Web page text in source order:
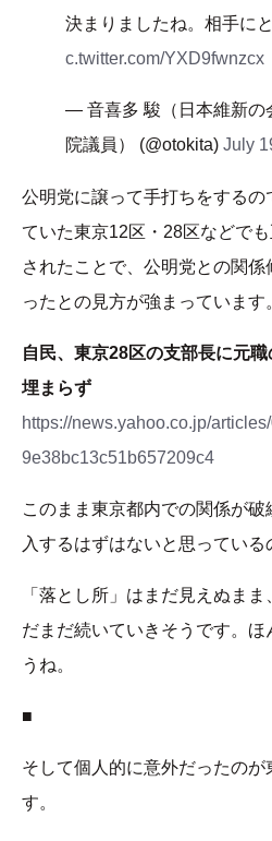
決まりましたね。相手に
c.twitter.com/YXD9fwnzcx
— 音喜多 駿（日本維新の
院議員） (@otokita) July
公明党に譲って手打ちをする
ていた東京12区・28区などで
されたことで、公明党との関
ったとの見方が強まっています
自民、東京28区の支部長に元
埋まらず
https://news.yahoo.co.jp/
9e38bc13c51b657209c4
このまま東京都内での関係が
入するはずはないと思ってい
「落とし所」はまだ見えぬま
だまだ続いていきそうです。ほ
うね。
■
そして個人的に意外だったの
す。